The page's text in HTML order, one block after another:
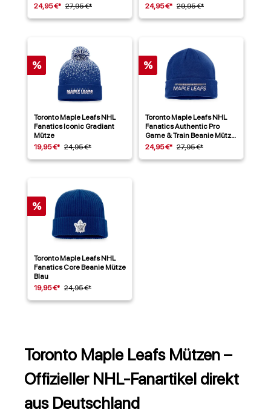
24,95 €* 27,95 €*
24,95 €* 29,95 €*
%
Toronto Maple Leafs NHL
Fanatics Iconic Gradiant
Mütze
19,95 €* 24,95 €*
%
Toronto Maple Leafs NHL
Fanatics Authentic Pro
Game & Train Beanie Mütze
Blau
24,95 €* 27,95 €*
%
Toronto Maple Leafs NHL
Fanatics Core Beanie Mütze
Blau
19,95 €* 24,95 €*
Toronto Maple Leafs Mützen –
Offizieller NHL-Fanartikel direkt
aus Deutschland